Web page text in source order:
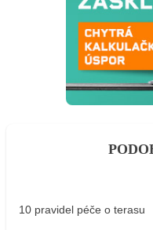
10 pravidel péče o terasu